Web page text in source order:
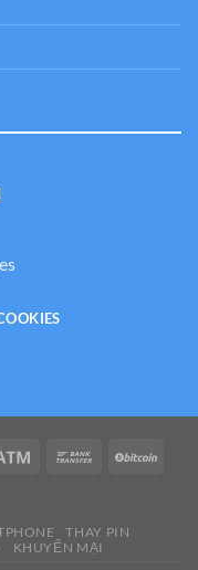
THAY PIN
KHUYẾN MẠI